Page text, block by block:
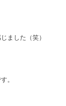
ました（笑）
。